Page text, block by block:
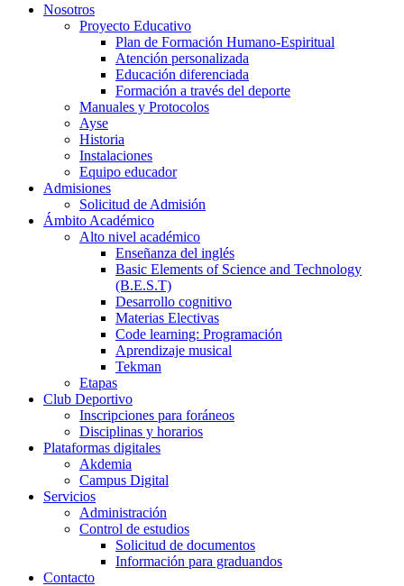
Nosotros
Proyecto Educativo
Plan de Formación Humano-Espiritual
Atención personalizada
Educación diferenciada
Formación a través del deporte
Manuales y Protocolos
Ayse
Historia
Instalaciones
Equipo educador
Admisiones
Solicitud de Admisión
Ámbito Académico
Alto nivel académico
Enseñanza del inglés
Basic Elements of Science and Technology
(B.E.S.T)
Desarrollo cognitivo
Materias Electivas
Code learning: Programación
Aprendizaje musical
Tekman
Etapas
Club Deportivo
Inscripciones para foráneos
Disciplinas y horarios
Plataformas digitales
Akdemia
Campus Digital
Servicios
Administración
Control de estudios
Solicitud de documentos
Información para graduandos
Contacto